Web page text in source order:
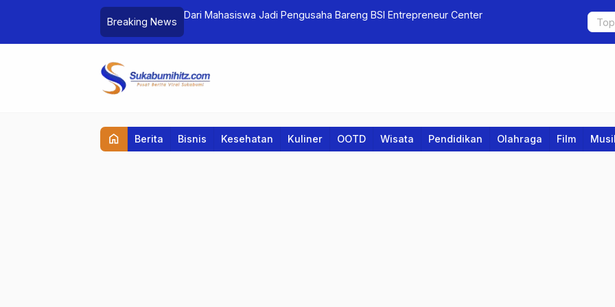
Breaking News
Dari Mahasiswa Jadi Pengusaha Bareng BSI Entrepreneur Center Mahasiswa Universitas
home Berita Bisnis Kesehatan Kuliner OOTD Wisata Pendidikan Olahraga Film